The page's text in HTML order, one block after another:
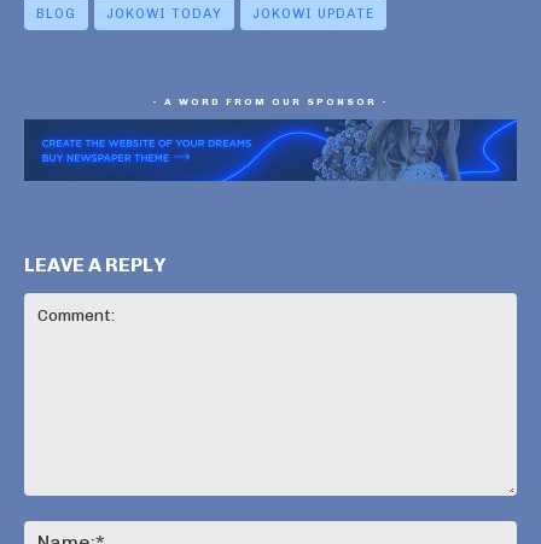
BLOG JOKOWI TODAY JOKOWI UPDATE
- A WORD FROM OUR SPONSOR -
LEAVE A REPLY